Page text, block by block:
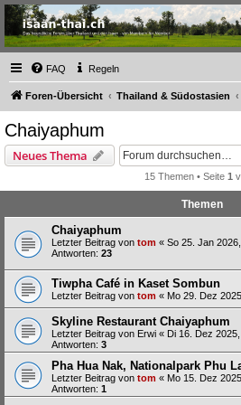
Thailand & Isaan Forum
- isaan-thai.ch
Das freundliche Forum über Thailand und den Isaan
FAQ Regeln
Foren-Übersicht Thailand & Südostasien
Chaiyaphum
Neues Thema
15 Themen • Seite 1
Themen
Chaiyaphum
Letzter Beitrag von tom « So 25. Jan
Antworten: 23
Tiwpha Café in Kaset Sombun
Letzter Beitrag von tom « Mo 29. Dez
Skyline Restaurant Chaiyaphum
Letzter Beitrag von Erwi « Di 16. Dez
Antworten: 3
Pha Hua Nak, Nationalpark Phu
Letzter Beitrag von tom « Mo 15. Dez
Antworten: 1